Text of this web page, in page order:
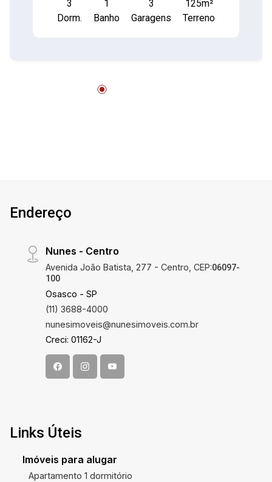
local em geral, fácil acesso às vias principais,
escolas e linhas de ônibus. ACEITA
3
Dorm.
1
Banho
3
Garagens
125m²
Terreno
Endereço
Nunes - Centro
Avenida João Batista, 277 - Centro, CEP:06097-
100
Osasco - SP
(11) 3688-4000
nunesimoveis@nunesimoveis.com.br
Creci: 01162-J
Links Úteis
Imóveis para alugar
Apartamento 1 dormitório